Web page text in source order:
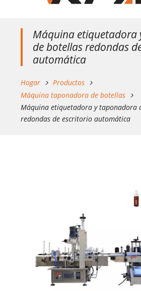
Máquina
de botellas redondas
automática
Hogar
Productos
Máquina taponadora de botellas
Máquina etiquetadora y taponadora
redondas de escritorio automática